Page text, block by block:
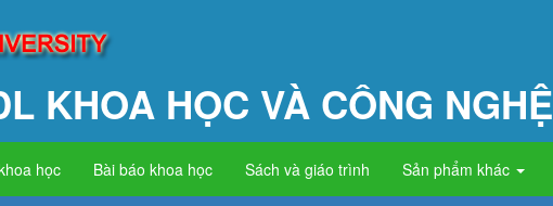
KHOA HỌC VÀ CÔNG NGHỆ
học Bài báo khoa học Sách và giáo trình Sản phẩm khác